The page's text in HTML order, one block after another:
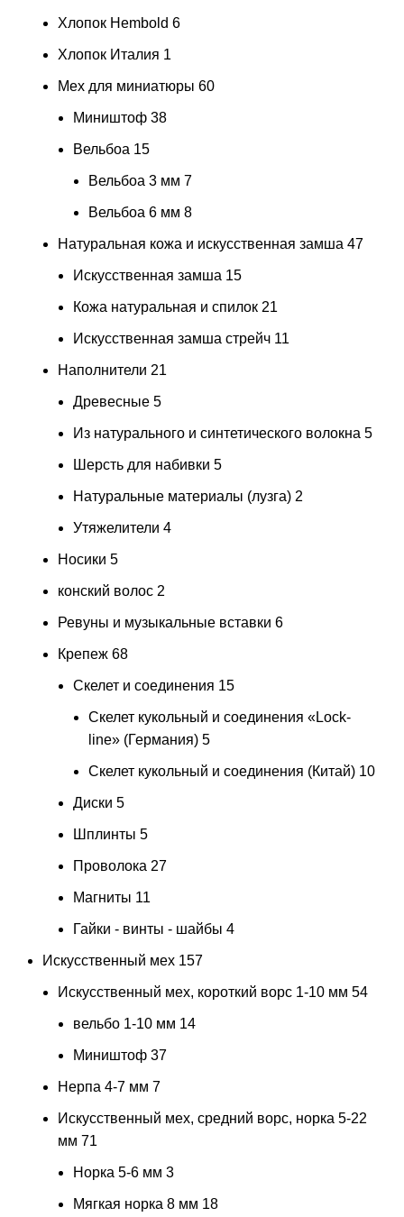
Хлопок Hembold 6
Хлопок Италия 1
Мех для миниатюры 60
Миништоф 38
Вельбоа 15
Вельбоа 3 мм 7
Вельбоа 6 мм 8
Натуральная кожа и искусственная замша 47
Искусственная замша 15
Кожа натуральная и спилок 21
Искусственная замша стрейч 11
Наполнители 21
Древесные 5
Из натурального и синтетического волокна 5
Шерсть для набивки 5
Натуральные материалы (лузга) 2
Утяжелители 4
Носики 5
конский волос 2
Ревуны и музыкальные вставки 6
Крепеж 68
Скелет и соединения 15
Скелет кукольный и соединения «Lock-
line» (Германия) 5
Скелет кукольный и соединения (Китай) 10
Диски 5
Шплинты 5
Проволока 27
Магниты 11
Гайки - винты - шайбы 4
Искусственный мех 157
Искусственный мех, короткий ворс 1-10 мм 54
вельбо 1-10 мм 14
Миништоф 37
Нерпа 4-7 мм 7
Искусственный мех, средний ворс, норка 5-22
мм 71
Норка 5-6 мм 3
Мягкая норка 8 мм 18